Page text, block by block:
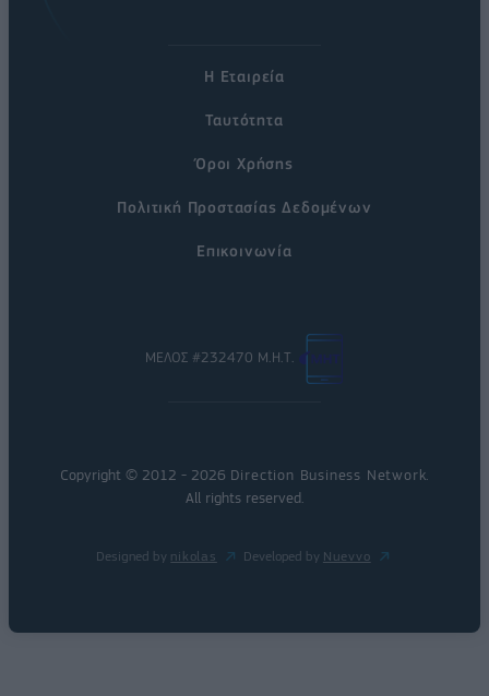
Η Εταιρεία
Ταυτότητα
Όροι Χρήσης
Πολιτική Προστασίας Δεδομένων
Επικοινωνία
ΜΕΛΟΣ #232470 Μ.Η.Τ.
Copyright © 2012 - 2026 Direction Business Network.
All rights reserved.
Designed by nikolas Developed by Nuevvo